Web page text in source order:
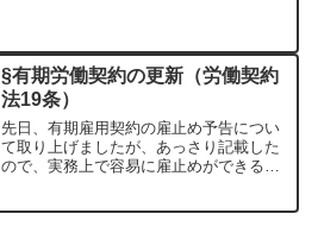
「相俟って、」で始まる目的条文（４
つ）労働安全衛生法は（労働...
§有期労働契約の更新（労働契約
法19条）
先日、有期雇用契約の雇止め予告につい
て取り上げましたが、あっさり記載した
ので、実務上で容易に雇止めができる印